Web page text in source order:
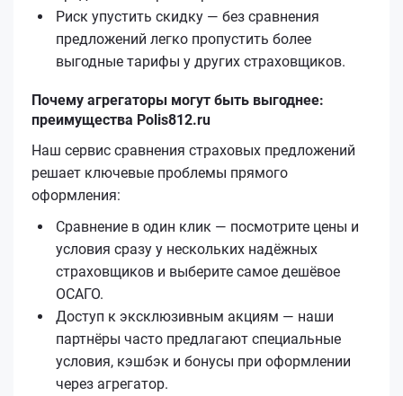
Риск упустить скидку — без сравнения
предложений легко пропустить более
выгодные тарифы у других страховщиков.
Почему агрегаторы могут быть выгоднее:
преимущества Polis812.ru
Наш сервис сравнения страховых предложений
решает ключевые проблемы прямого
оформления:
Сравнение в один клик — посмотрите цены и
условия сразу у нескольких надёжных
страховщиков и выберите самое дешёвое
ОСАГО.
Доступ к эксклюзивным акциям — наши
партнёры часто предлагают специальные
условия, кэшбэк и бонусы при оформлении
через агрегатор.